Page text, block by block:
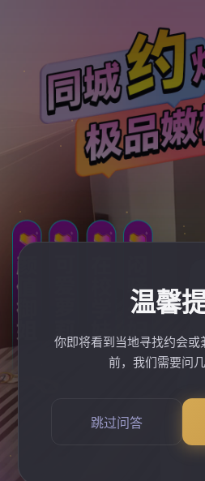
温馨
你即将看到当地寻找约会或
前，我们需要问几
跳过问答